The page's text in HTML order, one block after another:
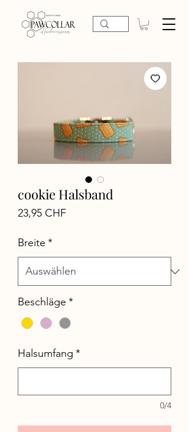
cookie Halsband
23,95 CHFPreis
Breite *
Beschläge *
Halsumfang *
0/4